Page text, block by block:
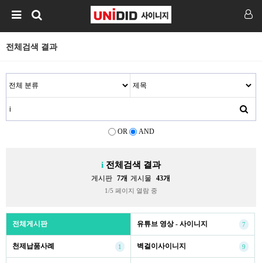
전체검색 결과
OR AND
i 전체검색 결과
게시판 7개 게시물 43개
1/5 페이지 열람 중
전체게시판 유튜브 영상 - 사이니지 7
천제납품사례 1 벽걸이사이니지 9